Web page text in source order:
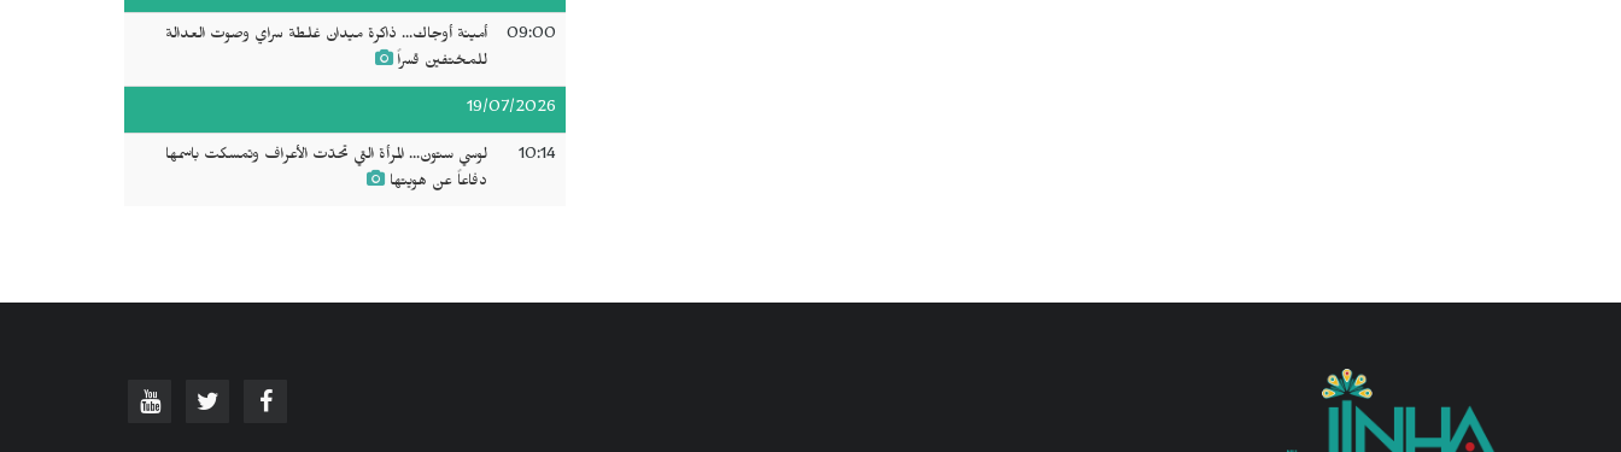
09:00
أمينة أوجاك... ذاكرة ميدان غلطة سراي وصوت العدالة
للمختفين قسراً
19/07/2026
10:14
لوسي ستون... المرأة التي تحدّت الأعراف وتمسكت باسمها
دفاعاً عن هويتها